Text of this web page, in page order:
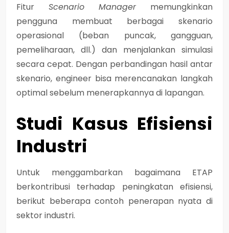
Fitur Scenario Managermemungkinkan
pengguna membuat berbagai skenario
operasional (beban puncak, gangguan,
pemeliharaan, dll.) dan menjalankan simulasi
secara cepat. Dengan perbandingan hasil antar
skenario, engineer bisa merencanakan langkah
optimal sebelum menerapkannya di lapangan.
Studi Kasus Efisiensi
Industri
Untuk menggambarkan bagaimana ETAP
berkontribusi terhadap peningkatan efisiensi,
berikut beberapa contoh penerapan nyata di
sektor industri.